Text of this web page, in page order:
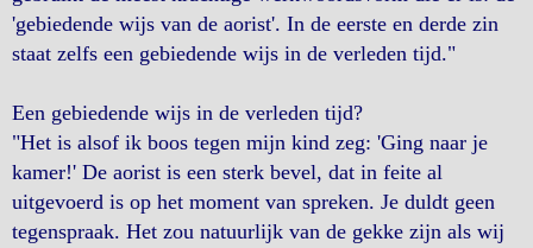
'gebiedende wijs van de aorist'. In de eerste en derde zin
staat zelfs een gebiedende wijs in de verleden tijd."
Een gebiedende wijs in de verleden tijd?
"Het is alsof ik boos tegen mijn kind zeg: 'Ging naar je
kamer!' De aorist is een sterk bevel, dat in feite al
uitgevoerd is op het moment van spreken. Je duldt geen
tegenspraak. Het zou natuurlijk van de gekke zijn als wij